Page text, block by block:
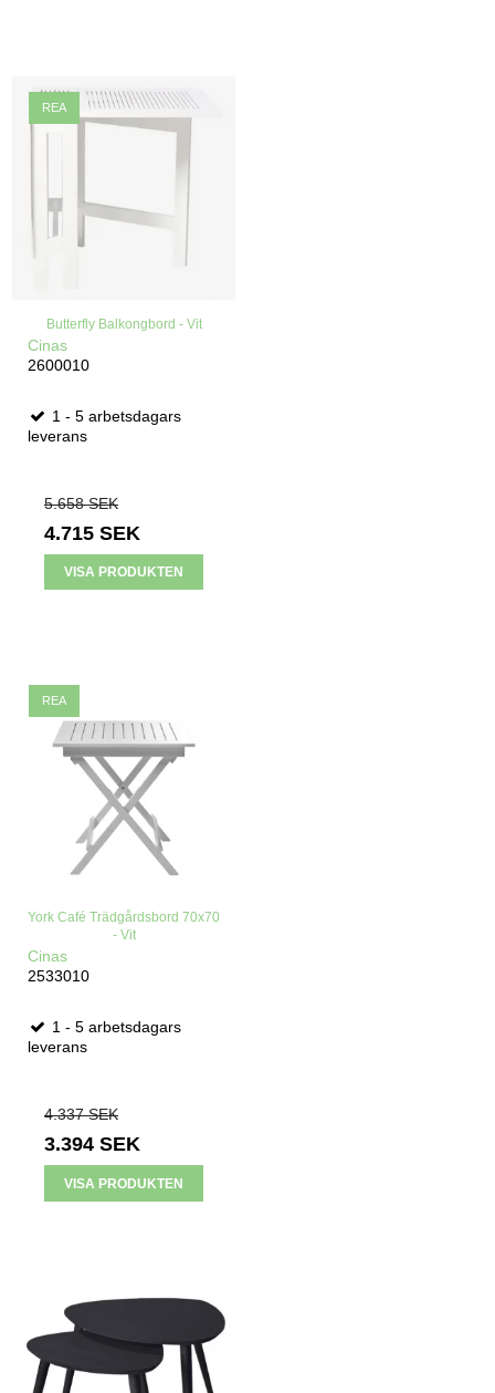
REA
Butterfly Balkongbord - Vit
Cinas
2600010
1 - 5 arbetsdagars
leverans
5.658 SEK
4.715 SEK
VISA PRODUKTEN
REA
York Café Trädgårdsbord 70x70
- Vit
Cinas
2533010
1 - 5 arbetsdagars
leverans
4.337 SEK
3.394 SEK
VISA PRODUKTEN